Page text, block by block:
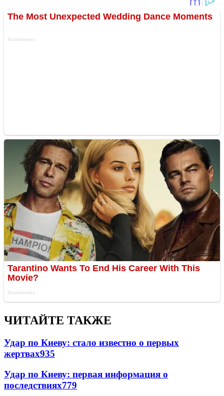
ЧИТАЙТЕ ТАКЖЕ
Удар по Киеву: стало известно о первых
жертвах935
Удар по Киеву: первая информация о
последствиях779